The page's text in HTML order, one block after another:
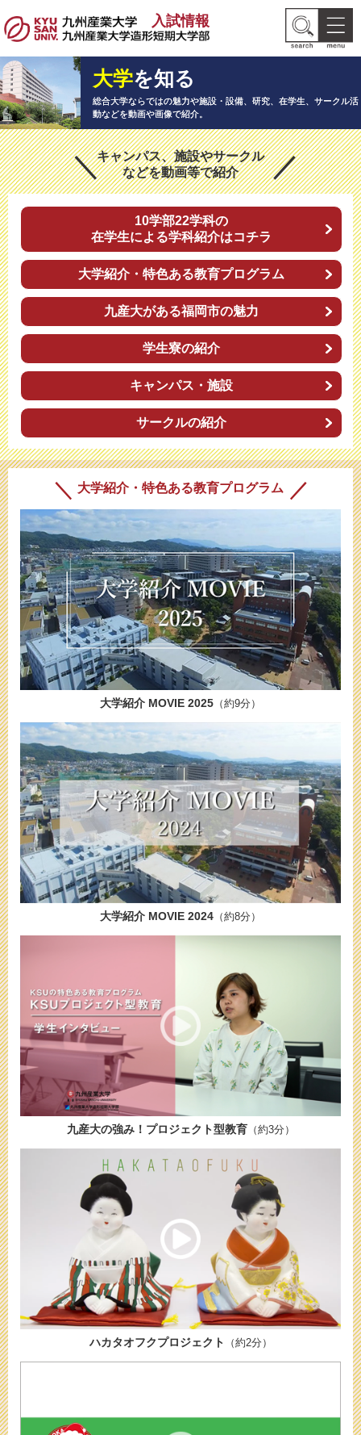
入試情報
大学を知る
総合大学ならではの魅力や施設・設備、研究、在学生、 サークル活
動などを動画や画像で紹介。
キャンパス、施設やサークル
などを動画等で紹介
10学部22学科の
在学生による学科紹介はコチラ
大学紹介・特色ある教育プログラム
九産大がある福岡市の魅力
学生寮の紹介
キャンパス・施設
サークルの紹介
大学紹介・特色ある教育プログラム
大学紹介 MOVIE 2025 （約9分）
大学紹介 MOVIE 2024 （約8分）
九産大の強み！プロジェクト型教育（約3分）
ハカタオフクプロジェクト （約2分）